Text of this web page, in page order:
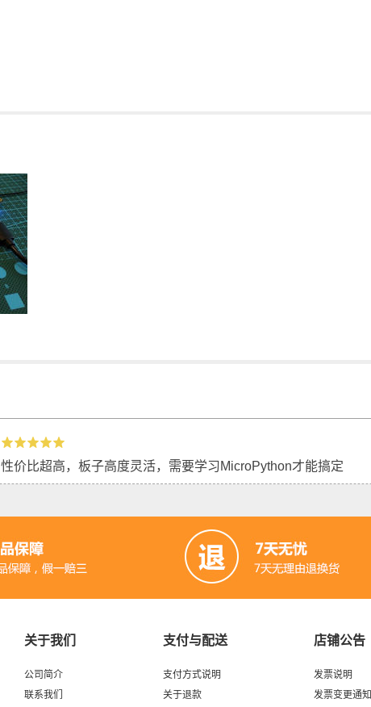
性价比超高，板子高度灵活，需要学习MicroPython才能搞定
关于我们
公司简介
联系我们
支付与配送
支付方式说明
关于退款
店铺公告
发票说明
发票变更通知